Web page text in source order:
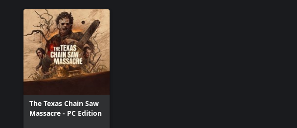
The Texas Chain Saw
Massacre - PC Edition